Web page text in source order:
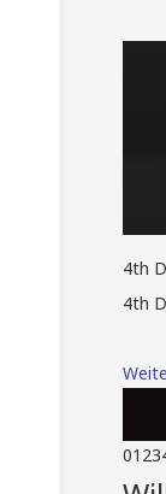
4th
4th
01 23